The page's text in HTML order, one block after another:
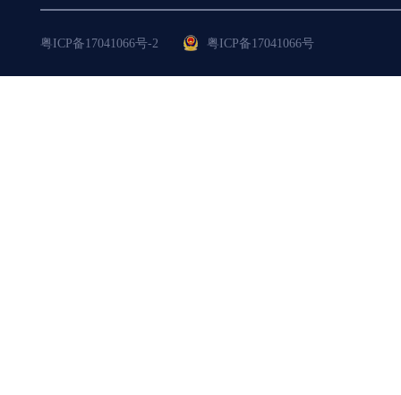
粤ICP备17041066号-2 粤ICP备17041066号